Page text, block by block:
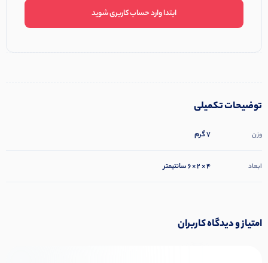
ابتدا وارد حساب کاربری شوید
توضیحات تکمیلی
وزن 7 گرم
ابعاد 4 × 2 × 6 سانتیمتر
امتیاز و دیدگاه کاربران